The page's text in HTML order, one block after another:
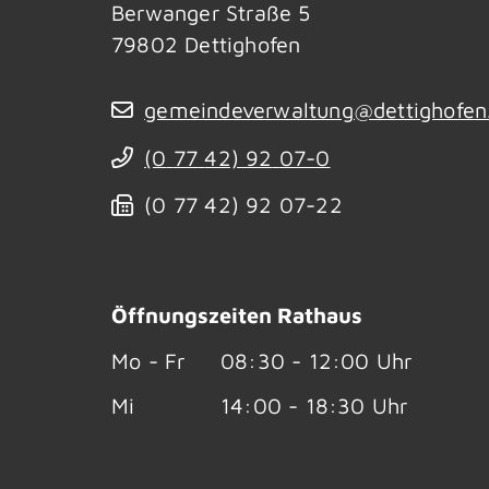
Berwanger Straße 5
79802 Dettighofen
(0 77 42) 92 07-0
(0 77 42) 92 07-22
Öffnungszeiten Rathaus
Mo - Fr
08:30 - 12:00 Uhr
Mi
14:00 - 18:30 Uhr